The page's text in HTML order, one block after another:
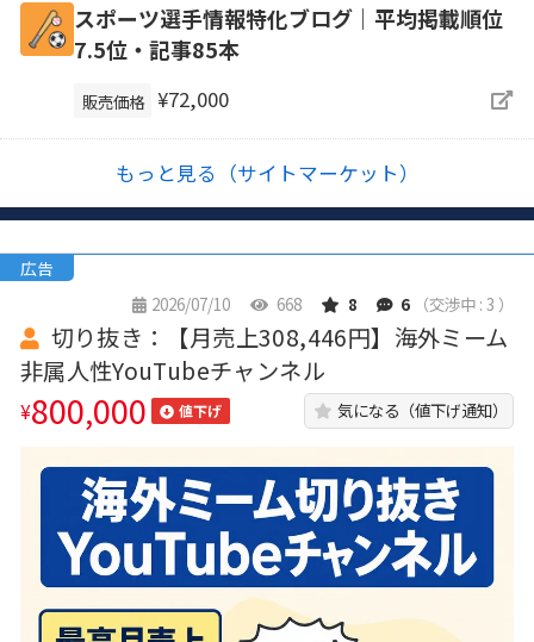
スポーツ選手情報特化ブログ｜平均掲載順位
7.5位・記事85本
販売価格 ¥72,000
もっと見る（サイトマーケット）
広告
2026/07/10
668 8 6 （交渉中 : 3 ）
切り抜き：【月売上308,446円】海外ミーム
非属人性YouTubeチャンネル
¥800,000 値下げ 気になる（値下げ通知）